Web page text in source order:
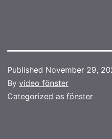
Published November 29,
By video fönster
Categorized as fönster